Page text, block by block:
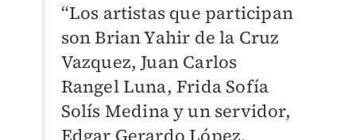
“Los artistas que participan
son Brian Yahir de la Cruz
Vazquez, Juan Carlos
Rangel Luna, Frida Sofía
Solís Medina y un servidor,
Edgar Gerardo López,